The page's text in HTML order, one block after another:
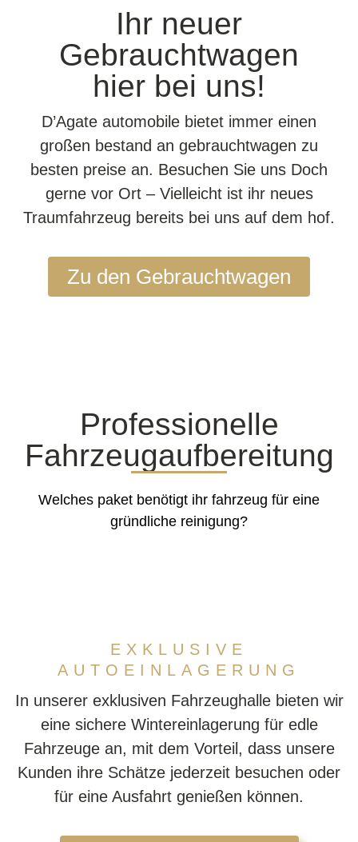
Ihr neuer
Gebrauchtwagen
hier bei uns!
D’Agate automobile bietet immer einen
großen bestand an gebrauchtwagen zu
besten preise an. Besuchen Sie uns Doch
gerne vor Ort – Vielleicht ist ihr neues
Traumfahrzeug bereits bei uns auf dem hof.
Zu den Gebrauchtwagen
Professionelle
Fahrzeugaufbereitung
Welches paket benötigt ihr fahrzeug für eine
gründliche reinigung?
EXKLUSIVE
AUTOEINLAGERUNG
In unserer exklusiven Fahrzeughalle bieten wir
eine sichere Wintereinlagerung für edle
Fahrzeuge an, mit dem Vorteil, dass unsere
Kunden ihre Schätze jederzeit besuchen oder
für eine Ausfahrt genießen können.